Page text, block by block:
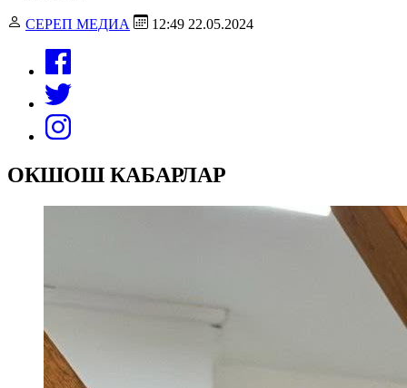
СЕРЕП МЕДИА 12:49 22.05.2024
ОКШОШ КАБАРЛАР